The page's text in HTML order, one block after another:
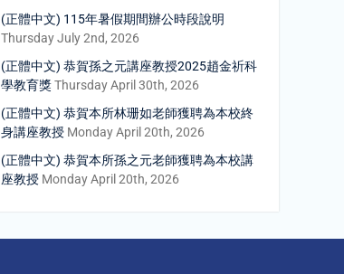
(正體中文) 115年暑假期間辦公時段說明
Thursday July 2nd, 2026
(正體中文) 恭賀孫之元講座教授2025趙金祈科
學教育獎Thursday April 30th, 2026
(正體中文) 恭賀本所林珊如老師獲聘為本校終
身講座教授 Monday April 20th, 2026
(正體中文) 恭賀本所孫之元老師獲聘為本校講
座教授 Monday April 20th, 2026